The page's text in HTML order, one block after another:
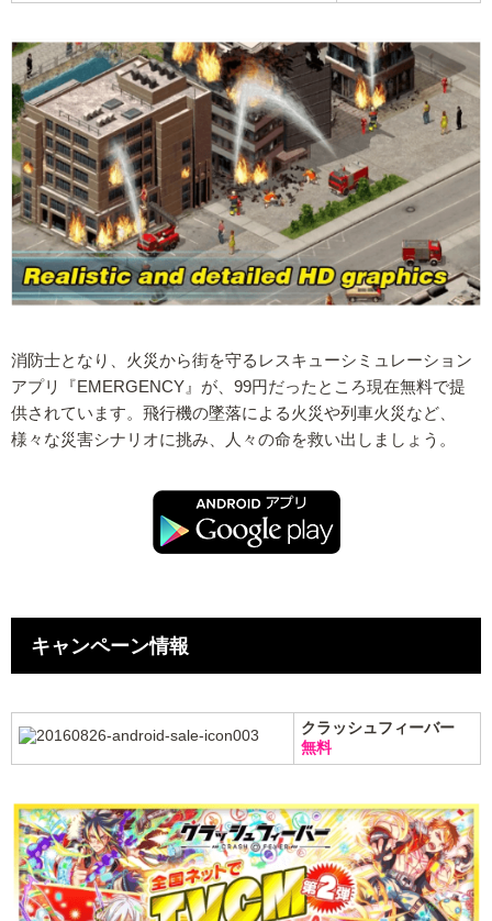
消防士となり、火災から街を守るレスキューシミュレーション
アプリ『EMERGENCY』が、99円だったところ現在無料で提
供されています。飛行機の墜落による火災や列車火災など、
様々な災害シナリオに挑み、人々の命を救い出しましょう。
キャンペーン情報
クラッシュフィーバー
無料